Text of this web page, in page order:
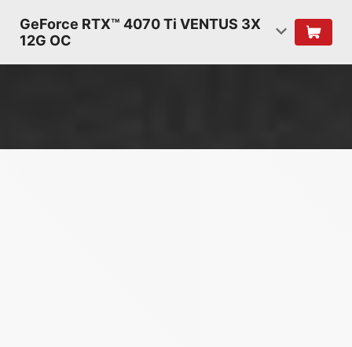
GeForce RTX™ 4070 Ti VENTUS 3X
12G OC